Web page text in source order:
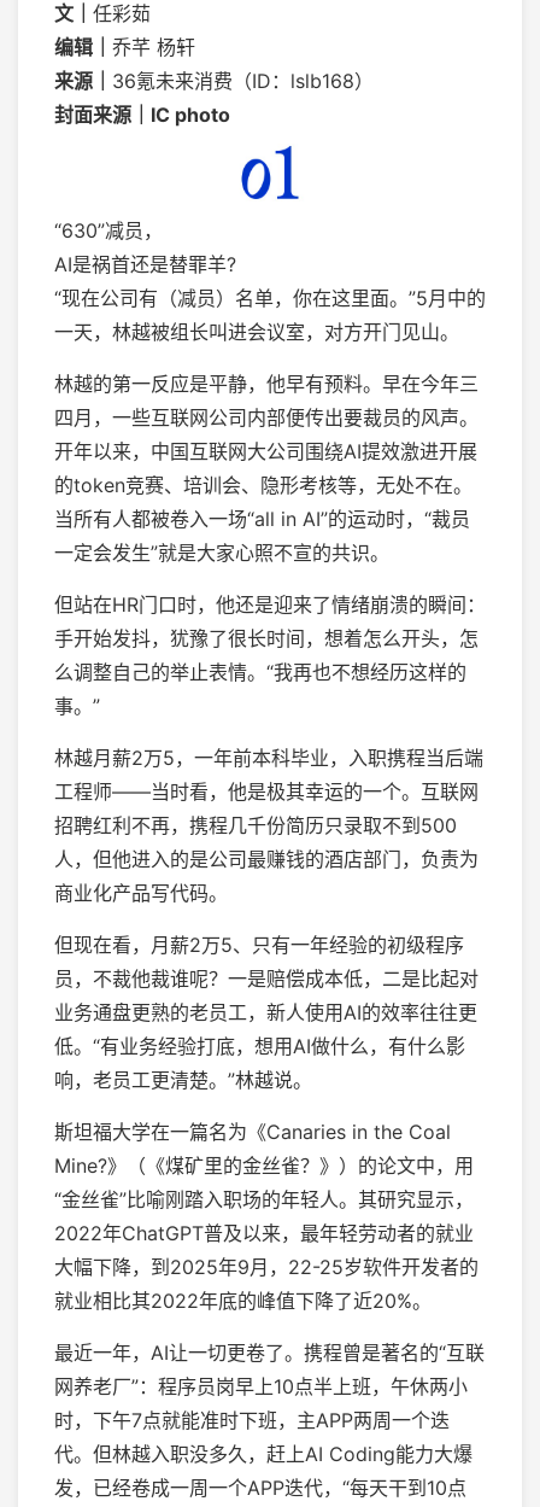
文
任彩茹
编辑
乔芊 杨轩
来源｜ 36氪未来消费（ID：lslb168）
封面来源 ｜IC photo
“630”减员，
AI是祸首还是替罪羊?
“现在公司有（减员）名单，你在这里面。”5月中的
一天，林越被组长叫进会议室，对方开门见山。
林越的第一反应是平静，他早有预料。早在今年三
四月，一些互联网公司内部便传出要裁员的风声。
开年以来，中国互联网大公司围绕AI提效激进开展
的token竞赛、培训会、隐形考核等，无处不在。
当所有人都被卷入一场“all in AI”的运动时，“裁员
一定会发生”就是大家心照不宣的共识。
但站在HR门口时，他还是迎来了情绪崩溃的瞬间：
手开始发抖，犹豫了很长时间，想着怎么开头，怎
么调整自己的举止表情。“我再也不想经历这样的
事。”
林越月薪2万5，一年前本科毕业，入职携程当后端
工程师——当时看，他是极其幸运的一个。互联网
招聘红利不再，携程几千份简历只录取不到500
人，但他进入的是公司最赚钱的酒店部门，负责为
商业化产品写代码。
但现在看，月薪2万5、只有一年经验的初级程序
员，不裁他裁谁呢？一是赔偿成本低，二是比起对
业务通盘更熟的老员工，新人使用AI的效率往往更
低。“有业务经验打底，想用AI做什么，有什么影
响，老员工更清楚。”林越说。
斯坦福大学在一篇名为《Canaries in the Coal
Mine?》（《煤矿里的金丝雀？》）的论文中，用
“金丝雀”比喻刚踏入职场的年轻人。其研究显示，
2022年ChatGPT普及以来，最年轻劳动者的就业
大幅下降，到2025年9月，22-25岁软件开发者的
就业相比其2022年底的峰值下降了近20%。
最近一年，AI让一切更卷了。携程曾是著名的“互联
网养老厂”：程序员岗早上10点半上班，午休两小
时，下午7点就能准时下班，主APP两周一个迭
代。但林越入职没多久，赶上AI Coding能力大爆
发，已经卷成一周一个APP迭代，“每天干到10点